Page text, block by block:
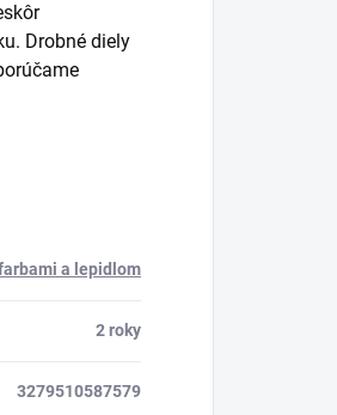
Drobné diely
a lepidlom
2 roky
3279510587579